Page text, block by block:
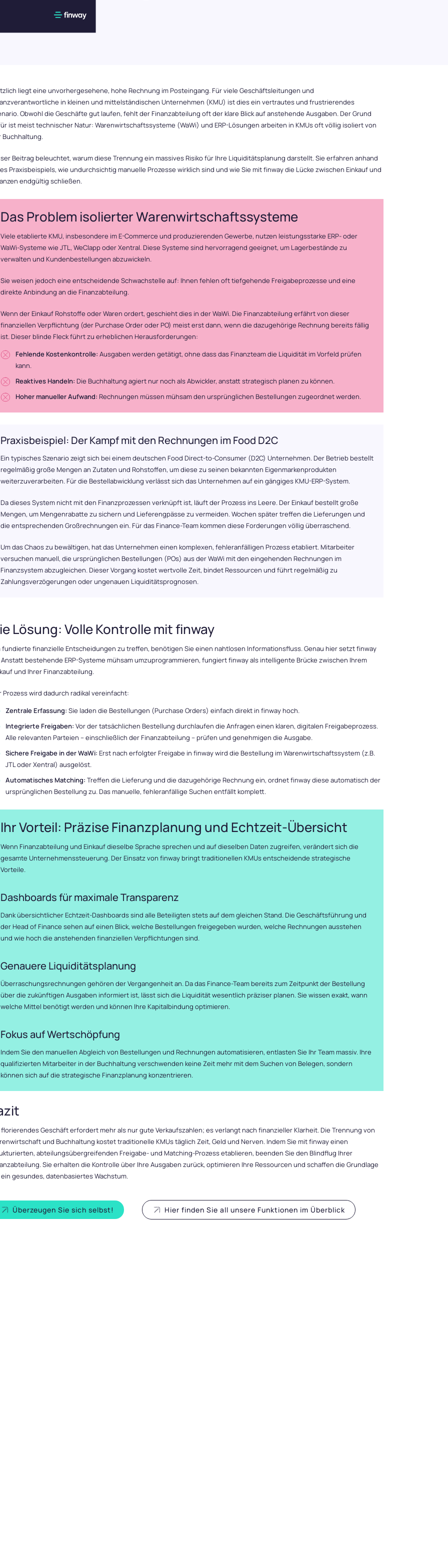
liegt eine unvorhergesehene, hohe Rechnung im Posteingang. Für viele Geschäftsleitungen und
in kleinen und mittelständischen Unternehmen (KMU) ist dies ein vertrautes und frustrierendes
Obwohl die Geschäfte gut laufen, fehlt der Finanzabteilung oft der klare Blick auf anstehende Ausgaben. Der Grund
ist meist technischer Natur: Warenwirtschaftssysteme (WaWi) und ERP-Lösungen arbeiten in KMUs oft völlig isoliert von
Buchhaltung.
Beitrag beleuchtet, warum diese Trennung ein massives Risiko für Ihre Liquiditätsplanung darstellt. Sie erfahren anhand
Praxisbeispiels, wie undurchsichtig manuelle Prozesse wirklich sind und wie Sie mit finway die Lücke zwischen Einkauf und
endgültig schließen.
Das Problem isolierter Warenwirtschaftssysteme
Viele etablierte KMU, insbesondere im E-Commerce und produzierenden Gewerbe, nutzen leistungsstarke ERP- oder
WaWi-Systeme wie JTL, WeClapp oder Xentral. Diese Systeme sind hervorragend geeignet, um Lagerbestände zu
verwalten und Kundenbestellungen abzuwickeln.
Sie weisen jedoch eine entscheidende Schwachstelle auf: Ihnen fehlen oft tiefgehende Freigabeprozesse und eine
direkte Anbindung an die Finanzabteilung.
Wenn der Einkauf Rohstoffe oder Waren ordert, geschieht dies in der WaWi. Die Finanzabteilung erfährt von dieser
finanziellen Verpflichtung (der Purchase Order oder PO) meist erst dann, wenn die dazugehörige Rechnung bereits fällig
ist. Dieser blinde Fleck führt zu erheblichen Herausforderungen:
Fehlende Kostenkontrolle: Ausgaben werden getätigt, ohne dass das Finanzteam die Liquidität im Vorfeld prüfen
kann.
Reaktives Handeln: Die Buchhaltung agiert nur noch als Abwickler, anstatt strategisch planen zu können.
Hoher manueller Aufwand: Rechnungen müssen mühsam den ursprünglichen Bestellungen zugeordnet werden.
Praxisbeispiel: Der Kampf mit den Rechnungen im Food D2C
Ein typisches Szenario zeigt sich bei einem deutschen Food Direct-to-Consumer (D2C) Unternehmen. Der Betrieb bestellt
regelmäßig große Mengen an Zutaten und Rohstoffen, um diese zu seinen bekannten Eigenmarkenprodukten
weiterzuverarbeiten. Für die Bestellabwicklung verlässt sich das Unternehmen auf ein gängiges KMU-ERP-System.
Da dieses System nicht mit den Finanzprozessen verknüpft ist, läuft der Prozess ins Leere. Der Einkauf bestellt große
Mengen, um Mengenrabatte zu sichern und Lieferengpässe zu vermeiden. Wochen später treffen die Lieferungen und
die entsprechenden Großrechnungen ein. Für das Finance-Team kommen diese Forderungen völlig überraschend.
Um das Chaos zu bewältigen, hat das Unternehmen einen komplexen, fehleranfälligen Prozess etabliert. Mitarbeiter
versuchen manuell, die ursprünglichen Bestellungen (POs) aus der WaWi mit den eingehenden Rechnungen im
Finanzsystem abzugleichen. Dieser Vorgang kostet wertvolle Zeit, bindet Ressourcen und führt regelmäßig zu
Zahlungsverzögerungen oder ungenauen Liquiditätsprognosen.
Lösung: Volle Kontrolle mit finway
fundierte finanzielle Entscheidungen zu treffen, benötigen Sie einen nahtlosen Informationsfluss. Genau hier setzt finway
Anstatt bestehende ERP-Systeme mühsam umzuprogrammieren, fungiert finway als intelligente Brücke zwischen Ihrem
und Ihrer Finanzabteilung.
Prozess wird dadurch radikal vereinfacht:
Zentrale Erfassung: Sie laden die Bestellungen (Purchase Orders) einfach direkt in finway hoch.
Integrierte Freigaben: Vor der tatsächlichen Bestellung durchlaufen die Anfragen einen klaren, digitalen Freigabeprozess.
Alle relevanten Parteien – einschließlich der Finanzabteilung – prüfen und genehmigen die Ausgabe.
Sichere Freigabe in der WaWi: Erst nach erfolgter Freigabe in finway wird die Bestellung im Warenwirtschaftssystem (z.B.
JTL oder Xentral) ausgelöst.
Automatisches Matching: Treffen die Lieferung und die dazugehörige Rechnung ein, ordnet finway diese automatisch der
ursprünglichen Bestellung zu. Das manuelle, fehleranfällige Suchen entfällt komplett.
Ihr Vorteil: Präzise Finanzplanung und Echtzeit-Übersicht
Wenn Finanzabteilung und Einkauf dieselbe Sprache sprechen und auf dieselben Daten zugreifen, verändert sich die
gesamte Unternehmenssteuerung. Der Einsatz von finway bringt traditionellen KMUs entscheidende strategische
Vorteile.
Dashboards für maximale Transparenz
Dank übersichtlicher Echtzeit-Dashboards sind alle Beteiligten stets auf dem gleichen Stand. Die Geschäftsführung und
der Head of Finance sehen auf einen Blick, welche Bestellungen freigegeben wurden, welche Rechnungen ausstehen
und wie hoch die anstehenden finanziellen Verpflichtungen sind.
Genauere Liquiditätsplanung
Überraschungsrechnungen gehören der Vergangenheit an. Da das Finance-Team bereits zum Zeitpunkt der Bestellung
über die zukünftigen Ausgaben informiert ist, lässt sich die Liquidität wesentlich präziser planen. Sie wissen exakt, wann
welche Mittel benötigt werden und können Ihre Kapitalbindung optimieren.
Fokus auf Wertschöpfung
Indem Sie den manuellen Abgleich von Bestellungen und Rechnungen automatisieren, entlasten Sie Ihr Team massiv. Ihre
qualifizierten Mitarbeiter in der Buchhaltung verschwenden keine Zeit mehr mit dem Suchen von Belegen, sondern
können sich auf die strategische Finanzplanung konzentrieren.
florierendes Geschäft erfordert mehr als nur gute Verkaufszahlen; es verlangt nach finanzieller Klarheit. Die Trennung von
und Buchhaltung kostet traditionelle KMUs täglich Zeit, Geld und Nerven. Indem Sie mit finway einen
abteilungsübergreifenden Freigabe- und Matching-Prozess etablieren, beenden Sie den Blindflug Ihrer
Sie erhalten die Kontrolle über Ihre Ausgaben zurück, optimieren Ihre Ressourcen und schaffen die Grundlage
gesundes, datenbasiertes Wachstum.
Überzeugen Sie sich selbst! Hier finden Sie all unsere Funktionen im Überblick